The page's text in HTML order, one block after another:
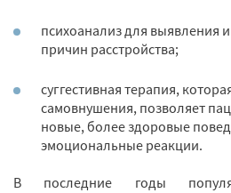
психоанализ для выявления
причин расстройства;
суггестивная терапия,
самовнушения, позволяет
новые, более здоровые
эмоциональные реакции.
В последние годы